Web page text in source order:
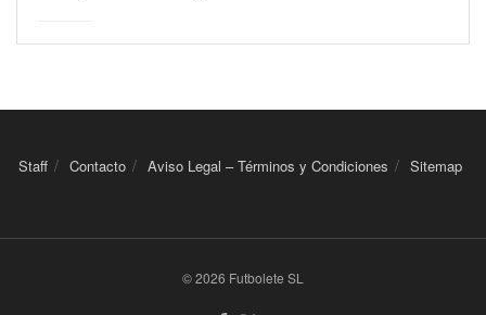
Staff Contacto Aviso Legal – Términos y Condiciones Sitemap
© 2026 Futbolete SL